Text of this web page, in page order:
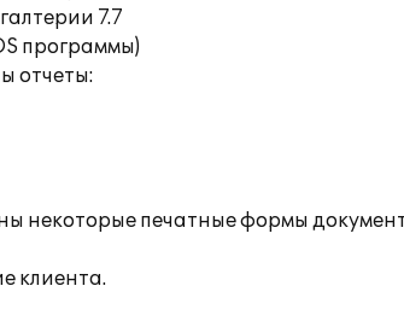
7.7
программы)
отчеты:
некоторые печатные формы
клиента.